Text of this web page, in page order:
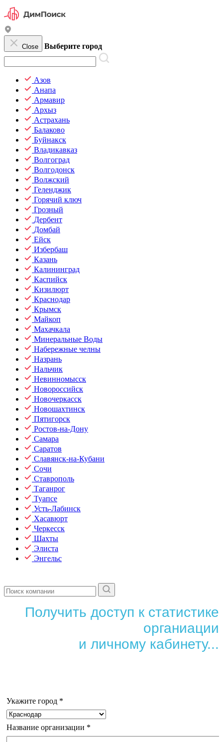
Close Выберите город
Азов
Анапа
Армавир
Архыз
Астрахань
Балаково
Буйнакск
Владикавказ
Волгоград
Волгодонск
Волжский
Геленджик
Горячий ключ
Грозный
Дербент
Домбай
Ейск
Избербаш
Казань
Калининград
Каспийск
Кизилюрт
Краснодар
Крымск
Майкоп
Махачкала
Минеральные Воды
Набережные челны
Назрань
Нальчик
Невинномысск
Новороссийск
Новочеркасск
Новошахтинск
Пятигорск
Ростов-на-Дону
Самара
Саратов
Славянск-на-Кубани
Сочи
Ставрополь
Таганрог
Туапсе
Усть-Лабинск
Хасавюрт
Черкесск
Шахты
Элиста
Энгельс
Получить доступ к статистике
органиации
и личному кабинету...
Укажите город *
Название организации *